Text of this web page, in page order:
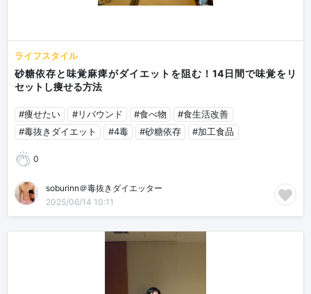
ライフスタイル
砂糖依存と味覚麻痺がダイエットを阻む！14日間で味覚をリ
セットし痩せる方法
#痩せたい #リバウンド #食べ物
#食生活改善
#毒抜きダイエット
#4毒 #砂糖依存 #加工食品
0
soburinn＠毒抜きダイエッター
2025/06/14 10:11